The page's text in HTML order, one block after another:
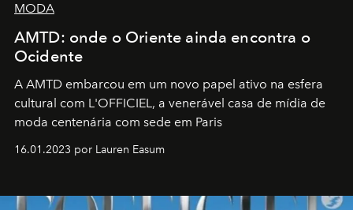
MODA
AMTD: onde o Oriente ainda encontra o
Ocidente
A AMTD embarcou em um novo papel ativo na esfera
cultural com L'OFFICIEL, a venerável casa de mídia de
moda centenária com sede em Paris
16.01.2023 por Lauren Easum